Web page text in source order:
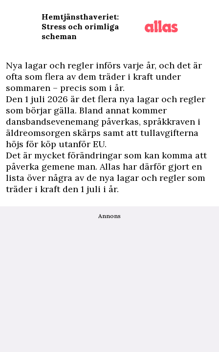
Hemtjänsthaveriet:
Stress och orimliga
scheman
Nya lagar och regler införs varje år, och det är
ofta som flera av dem träder i kraft under
sommaren – precis som i år.
Den 1 juli 2026 är det flera nya lagar och regler
som börjar gälla. Bland annat kommer
dansbandsevenemang påverkas, språkkraven i
äldreomsorgen skärps samt att tullavgifterna
höjs för köp utanför EU.
Det är mycket förändringar som kan komma att
påverka gemene man. Allas har därför gjort en
lista över några av de nya lagar och regler som
träder i kraft den 1 juli i år.
Annons